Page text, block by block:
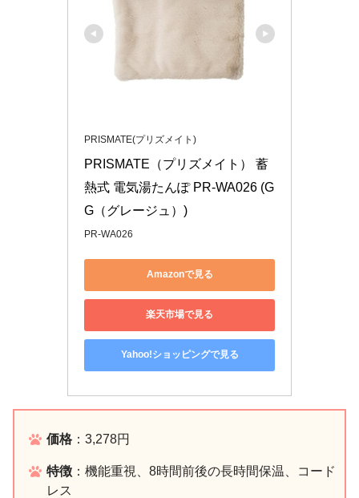
PRISMATE(プリズメイト)
PRISMATE（プリズメイト） 蓄
熱式 電気湯たんぽ PR-WA026 (G
G（グレージュ）)
PR-WA026
Amazonで見る
楽天市場で見る
Yahoo!ショッピングで見る
価格 ：3,278円
特徴 ：機能重視、8時間前後の長時間保温、コード
レス